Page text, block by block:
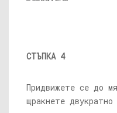
СТЪПКА 4
Придвижете се до
щракнете